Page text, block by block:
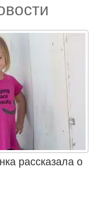
рассказала о